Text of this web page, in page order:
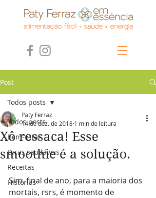
Post
Todos posts
Bem-estar
Dicas saudáveis
Receitas
Histórias
Todos posts
Xô ressaca! Esse
smoothie é a solução.
Paty Ferraz
14 de dez. de 2018 1 min de leitura
Sim, final de ano, para a maioria dos
mortais, rsrs, é momento de